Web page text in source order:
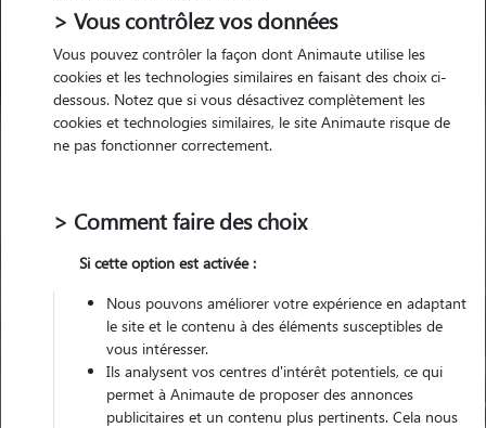
Parmi nos 301 pet-sitters à
Montpellier
Pour quel animal ?
> Vous contrôlez vos données
Vous pouvez contrôler la façon dont Animaute utilise les
cookies et les technologies similaires en faisant des choix ci-
dessous. Notez que si vous désactivez complètement les
cookies et technologies similaires, le site Animaute risque de
ne pas fonctionner correctement.
> Comment faire des choix
Si cette option est activée :
Nous pouvons améliorer votre expérience en adaptant
le site et le contenu à des éléments susceptibles de
vous intéresser.
Ils analysent vos centres d'intérêt potentiels, ce qui
permet à Animaute de proposer des annonces
publicitaires et un contenu plus pertinents. Cela nous